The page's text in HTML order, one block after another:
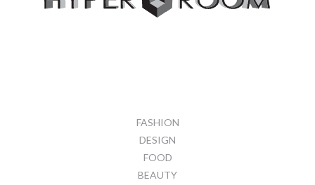
FASHION
DESIGN
FOOD
BEAUTY